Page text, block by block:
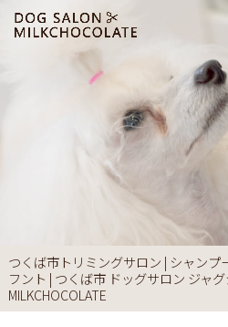
つくば市トリミングサロン | シャンプ
フント | つくば市 ドッグサロン ジャ
MILKCHOCOLATE